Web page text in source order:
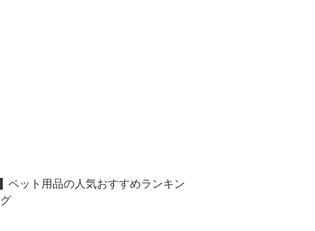
ペット用品の人気おすすめランキン
グ